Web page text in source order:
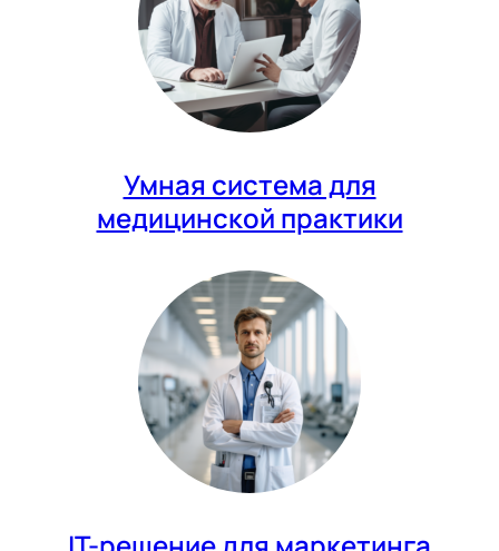
Умная система для
медицинской практики